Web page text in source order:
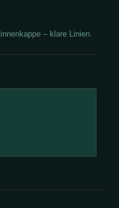
– klare Linien.